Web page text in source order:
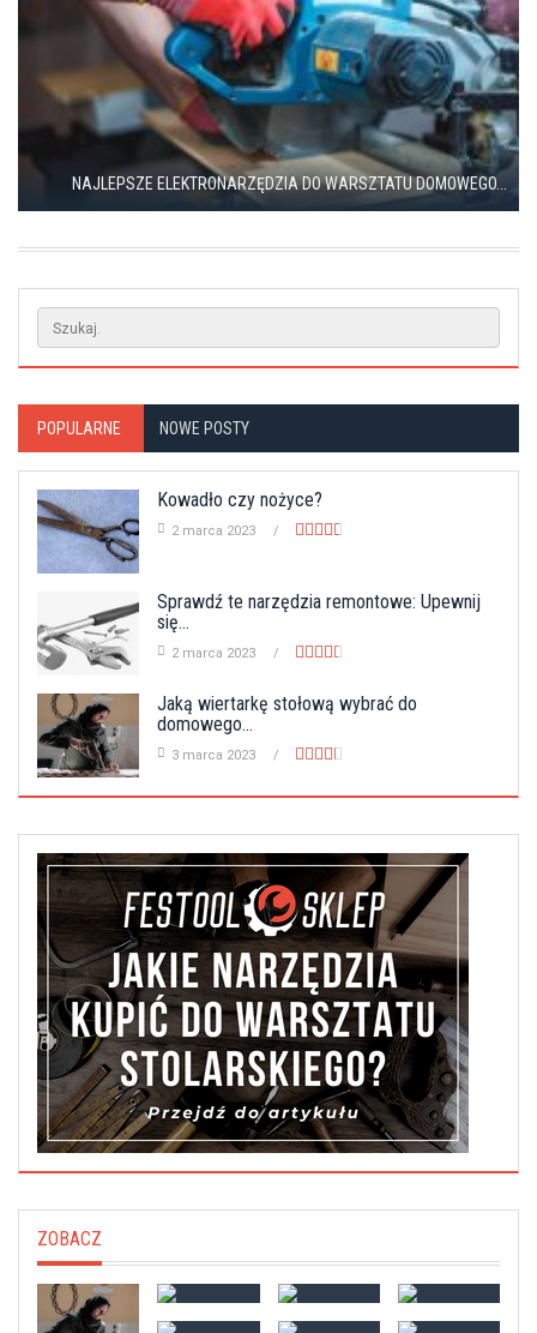
NAJLEPSZE ELEKTRONARZĘDZIA DO WARSZTATU DOMOWEGO...
POPULARNE NOWE POSTY
Kowadło czy nożyce?
2 marca 2023
Sprawdź te narzędzia remontowe: Upewnij
się...
2 marca 2023
Jaką wiertarkę stołową wybrać do
domowego...
3 marca 2023
ZOBACZ